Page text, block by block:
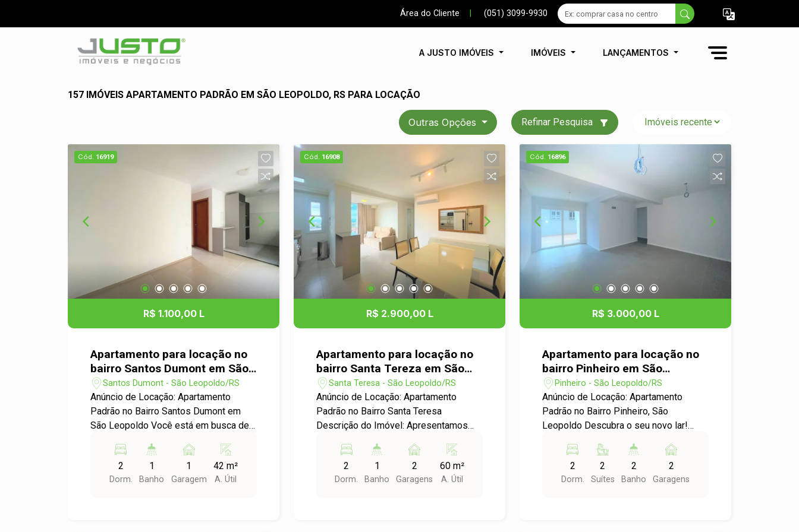
Área do Cliente (051) 3099-9930
A JUSTO IMÓVEIS IMÓVEIS LANÇAMENTOS
157 IMÓVEIS APARTAMENTO PADRÃO EM SÃO LEOPOLDO, RS PARA LOCAÇÃO
Outras Opções Refinar Pesquisa
Cód. 16919
R$ 1.100,00 L
Apartamento para locação no
bairro Santos Dumont em São
Leopoldo
Santos Dumont - São Leopoldo/RS
Anúncio de Locação: Apartamento
Padrão no Bairro Santos Dumont em
São Leopoldo Você está em busca de
perfeita para você! Apresentamos um
aconchegante apartamento para
locação no bairro Santos Dumont, ideal
2
Dorm.
1
Banho
1
Garagem
42 m²
A. Útil
Cód. 16908
R$ 2.900,00 L
Apartamento para locação no
bairro Santa Tereza em São
Leopoldo
Santa Teresa - São Leopoldo/RS
Anúncio de Locação: Apartamento
Padrão no Bairro Santa Teresa
Descrição do Imóvel: Apresentamos
em São Leopoldo, no charmoso bairro
Santa Teresa. Este apartamento padrão
conta com 2 dormitórios, ideal para
2
Dorm.
1
Banho
2
Garagens
60 m²
A. Útil
Cód. 16896
R$ 3.000,00 L
Apartamento para locação no
bairro Pinheiro em São
Leopoldo
Pinheiro - São Leopoldo/RS
Anúncio de Locação: Apartamento
Padrão no Bairro Pinheiro, São
Leopoldo Descubra o seu novo lar!
apartamento para locação no desejado
bairro Pinheiro, ideal para quem busca
conforto e qualidade de vida.
2
Dorm.
2
Suítes
2
Banho
2
Garagens